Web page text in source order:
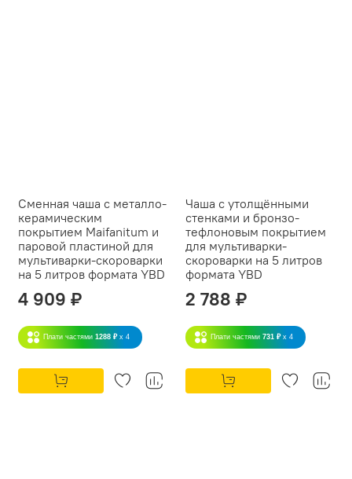
Сменная чаша с металло-
керамическим
покрытием Maifanitum и
паровой пластиной для
мультиварки-скороварки
на 5 литров формата YBD
4 909 ₽
Плати частями 1288 ₽ x 4
Чаша с утолщёнными
стенками и бронзо-
тефлоновым покрытием
для мультиварки-
скороварки на 5 литров
формата YBD
2 788 ₽
Плати частями 731 ₽ x 4